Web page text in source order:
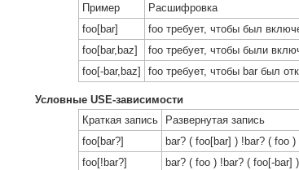
Пример
Расшифровка
foo[bar]
foo требует, чтобы был
foo[bar,baz]
foo требует, чтобы были
foo[-bar,baz]
foo требует, чтобы bar был
Условные USE-зависимости
Краткая запись
Развернутая запись
foo[bar?]
bar? ( foo[bar] ) !bar? ( foo )
foo[!bar?]
bar? ( foo ) !bar? ( foo[-bar] )